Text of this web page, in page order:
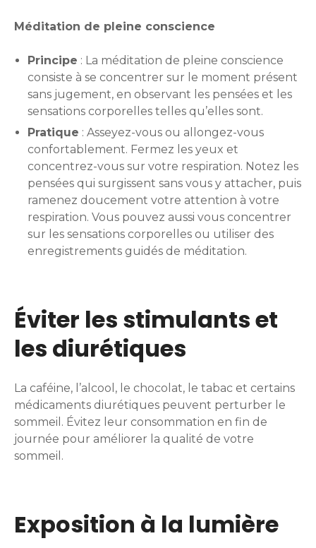
Méditation de pleine conscience
Principe : La méditation de pleine conscience
consiste à se concentrer sur le moment présent
sans jugement, en observant les pensées et les
sensations corporelles telles qu’elles sont.
Pratique : Asseyez-vous ou allongez-vous
confortablement. Fermez les yeux et
concentrez-vous sur votre respiration. Notez les
pensées qui surgissent sans vous y attacher, puis
ramenez doucement votre attention à votre
respiration. Vous pouvez aussi vous concentrer
sur les sensations corporelles ou utiliser des
enregistrements guidés de méditation.
Éviter les stimulants et
les diurétiques
La caféine, l’alcool, le chocolat, le tabac et certains
médicaments diurétiques peuvent perturber le
sommeil. Évitez leur consommation en fin de
journée pour améliorer la qualité de votre
sommeil.
Exposition à la lumière